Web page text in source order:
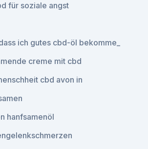
für soziale angst
ich gutes cbd-öl bekomme_
creme mit cbd
cbd avon in
hanfsamenöl